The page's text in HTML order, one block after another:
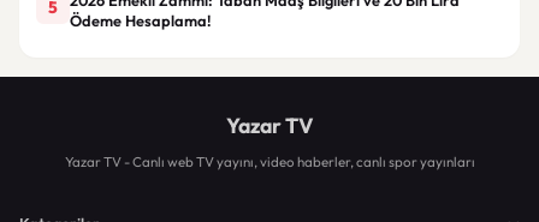
5
Ödeme Hesaplama!
Yazar TV
Yazar TV - Canlı web TV yayını, video haberler, canlı spor yayınları